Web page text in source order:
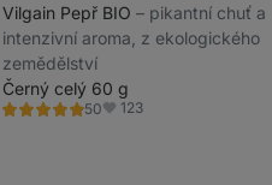
Vilgain Pepř BIO ⁠–⁠ pikantní chuť a
intenzivní aroma, z ekologického
zemědělství
Černý celý 60 g
50
Hodnocení
Oblíbené
123